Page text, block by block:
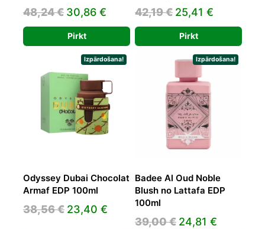
48,24€ Original
price
was:
48,24 €.
30,86 € Current
price
is:
30,86 €.
Pirkt
42,19€ Original
price
was:
42,19 €.
25,41 €
price
is:
25,41 €.
Pirkt
Izpārdošana!
Odyssey Dubai Chocolat
Armaf EDP 100ml
38,56€ Original
23,40 € Current
Izpārdošana!
Badee Al Oud Noble
Blush no Lattafa EDP
100ml
39,00€ Original
24,81 €